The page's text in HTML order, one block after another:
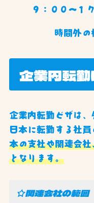
９：００〜１
時間外
企業内転
企業内転勤ビザは、
日本に転勤する社員
本の支社や関連会
となります。
☆関連会社の範囲